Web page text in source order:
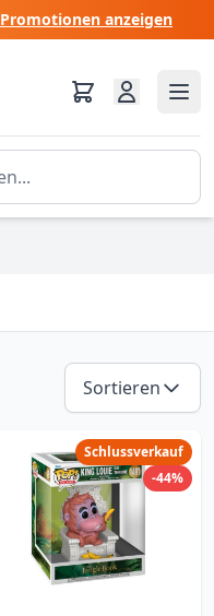
Promotionen anzeigen
Sortieren
Schlussverkauf
-44%